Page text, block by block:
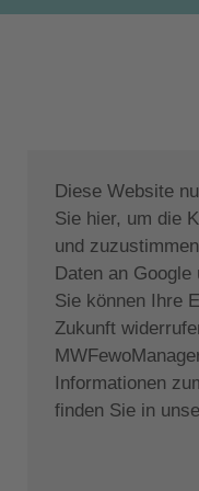
Begonien und
zwischendurch
immer wieder
Grillplatz und
1300 qm großen
zur Verfügung.
Genießen Sie also
abgeschiedenen
Zur Lage:
Diese Website
Sie hier, um die
und
Daten an Google
Sie können Ihre
Zukunft
Informationen
finden Sie in